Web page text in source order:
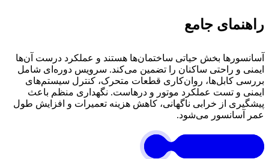
راهنمای جامع
آسانسورها بخش حیاتی ساختمان‌ها هستند و عملکرد درست آن‌ها
ایمنی و راحتی ساکنان را تضمین می‌کند. سرویس دوره‌ای شامل
بررسی کابل‌ها، روان‌کاری قطعات متحرک، کنترل سیستم‌های
ایمنی و تست عملکرد موتور و درهاست. نگهداری منظم باعث
پیشگیری از خرابی ناگهانی، کاهش هزینه تعمیرات و افزایش طول
عمر آسانسور می‌شود.